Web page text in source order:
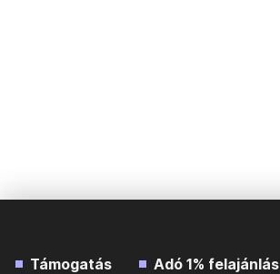
Támogatás Adó 1% felajánlás